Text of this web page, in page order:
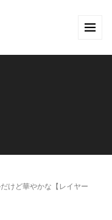
けど華やかな【レイヤー